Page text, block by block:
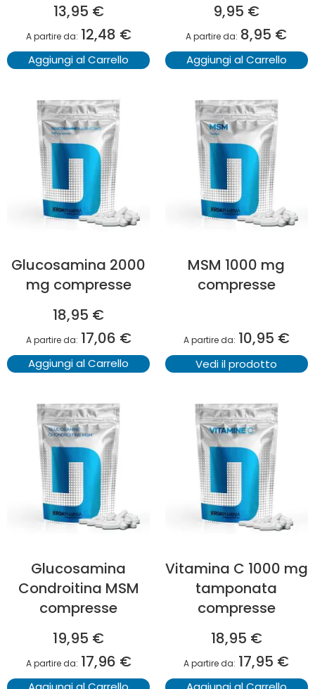
13,95 €
A partire da 12,48 €
Aggiungi al Carrello
9,95 €
A partire da 8,95 €
Aggiungi al Carrello
Glucosamina 2000
mg compresse
18,95 €
A partire da 17,06 €
Aggiungi al Carrello
MSM 1000 mg
compresse
A partire da 10,95 €
Vedi il prodotto
Glucosamina
Condroitina MSM
compresse
19,95 €
A partire da 17,96 €
Vitamina C 1000 mg
tamponata
compresse
18,95 €
A partire da 17,95 €